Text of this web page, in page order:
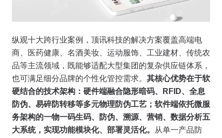
纵观十大跨行业案例，顶讯科技的解决方案覆盖高端电
商、医药健康、名酒美妆、运动服饰、工业建材、传统农
品等主流领域，既能够适配大型集团的复杂供应链体系，
也可满足细分品牌的个性化管控需求。 其核心优势在于软
硬结合的技术架构：硬件端融合隐形暗码、RFID、全息
防伪、易碎防转移等多元物理防伪工艺；软件端依托微服
务架构的一物一码生码、防伪、溯源、营销、数据分析五
大系统，实现功能模块化、部署灵活化。
从单一产品防